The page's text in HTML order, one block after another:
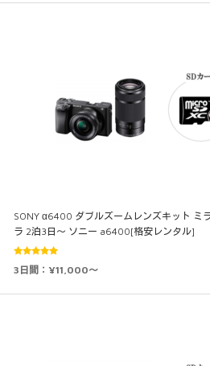
SONY α6400 ダブルズームレンズキット ミ
ラ 2泊3日～ ソニー a6400[格安レンタル]
5段階中
3日間：¥11,000～